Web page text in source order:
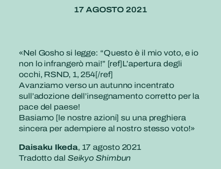
17 AGOSTO 2021
«Nel Gosho si legge: “Questo è il mio voto, e io
non lo infrangerò mai!” [ref]L’apertura degli
occhi, RSND, 1, 254[/ref]
Avanziamo verso un autunno incentrato
sull’adozione dell’insegnamento corretto per la
pace del paese!
Basiamo [le nostre azioni] su una preghiera
sincera per adempiere al nostro stesso voto!»
Daisaku Ikeda, 17 agosto 2021
Tradotto dal Seikyo Shimbun